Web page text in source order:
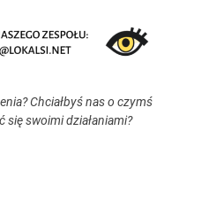
Chciałbyś nas o czymś
swoimi działaniami?